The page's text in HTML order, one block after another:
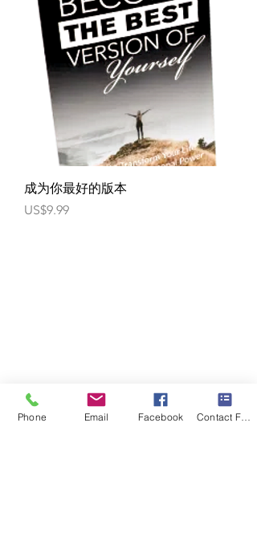
成为你最好的版本
價格
US$9.99
©2020 生活在灯光中
Phone Email Facebook Contact Form